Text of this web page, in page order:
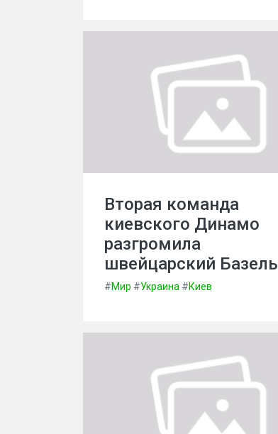
Вторая команда
киевского Динамо
разгромила
швейцарский Базель
#Мир #Украина #Киев